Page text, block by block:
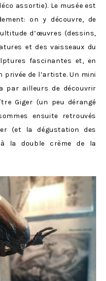
assortie). Le musée est
on y découvre, de
d’œuvres (dessins,
et des vaisseaux du
fascinantes et, en
de l’artiste. Un mini
par ailleurs de découvrir
Giger (un peu dérangé
ensuite retrouvés
(et la dégustation des
la double crème de la